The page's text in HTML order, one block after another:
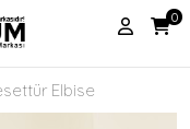
0
Elbise